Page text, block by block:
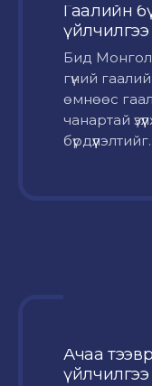
Гаалийн
үйлчилгээ
Бид
гүний
өмнөөс
чанартай
Ачаа
үйлчилгээ